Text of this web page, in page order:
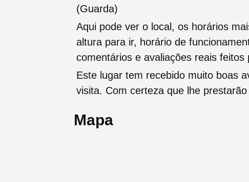
(Guarda)
Aqui pode ver o local, os horários
altura para ir, horário de
comentários e avaliações reais
Este lugar tem recebido muito boas
visita. Com certeza que lhe
Mapa